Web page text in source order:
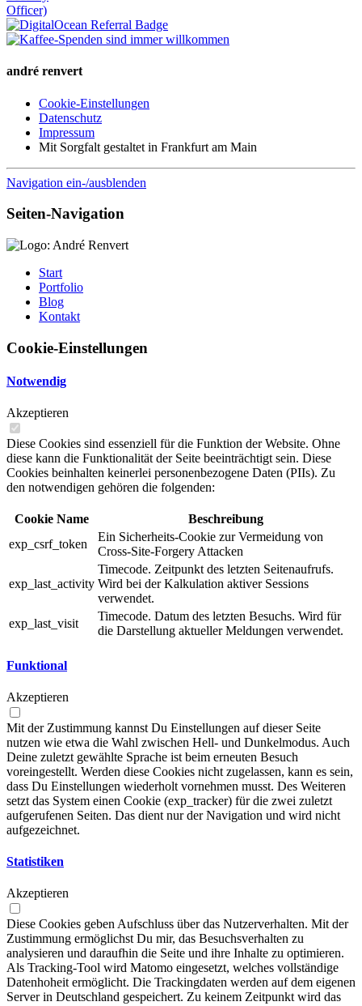
andré renvert
Cookie-Einstellungen
Datenschutz
Impressum
Mit Sorgfalt gestaltet in Frankfurt am Main
Navigation ein-/ausblenden
Seiten-Navigation
Start
Portfolio
Blog
Kontakt
Cookie-Einstellungen
Notwendig
Akzeptieren
Diese Cookies sind essenziell für die Funktion der Website. Ohne
diese kann die Funktionalität der Seite beeinträchtigt sein. Diese
Cookies beinhalten keinerlei personenbezogene Daten (PIIs). Zu
den notwendigen gehören die folgenden:
Cookie Name
Beschreibung
exp_csrf_token
Ein Sicherheits-Cookie zur Vermeidung von
Cross-Site-Forgery Attacken
exp_last_activity
Timecode. Zeitpunkt des letzten Seitenaufrufs.
Wird bei der Kalkulation aktiver Sessions
verwendet.
exp_last_visit
Timecode. Datum des letzten Besuchs. Wird für
die Darstellung aktueller Meldungen verwendet.
Funktional
Akzeptieren
Mit der Zustimmung kannst Du Einstellungen auf dieser Seite
nutzen wie etwa die Wahl zwischen Hell- und Dunkelmodus. Auch
Deine zuletzt gewählte Sprache ist beim erneuten Besuch
voreingestellt. Werden diese Cookies nicht zugelassen, kann es sein,
dass Du Einstellungen wiederholt vornehmen musst. Des Weiteren
setzt das System einen Cookie (exp_tracker) für die zwei zuletzt
aufgerufenen Seiten. Das dient nur der Navigation und wird nicht
aufgezeichnet.
Statistiken
Akzeptieren
Diese Cookies geben Aufschluss über das Nutzerverhalten. Mit der
Zustimmung ermöglichst Du mir, das Besuchsverhalten zu
analysieren und daraufhin die Seite und ihre Inhalte zu optimieren.
Als Tracking-Tool wird Matomo eingesetzt, welches vollständige
Datenhoheit ermöglicht. Die Trackingdaten werden auf dem eigenen
Server in Deutschland gespeichert. Zu keinem Zeitpunkt wird das